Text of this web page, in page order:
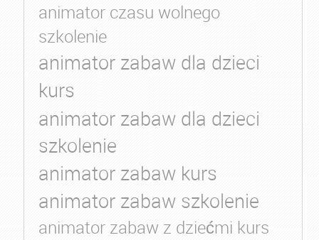
animator czasu wolnego
szkolenie
animator zabaw dla dzieci
kurs
animator zabaw dla dzieci
szkolenie
animator zabaw kurs
animator zabaw szkolenie
animator zabaw z dziećmi kurs